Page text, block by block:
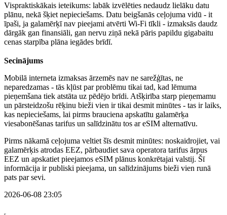
Vispraktiskākais ieteikums: labāk izvēlēties nedaudz lielāku datu
plānu, nekā šķiet nepieciešams. Datu beigšanās ceļojuma vidū - it
īpaši, ja galamērķī nav pieejami atvērti Wi-Fi tīkli - izmaksās daudz
dārgāk gan finansiāli, gan nervu ziņā nekā pāris papildu gigabaitu
cenas starpība plāna iegādes brīdī.
Secinājums
Mobilā interneta izmaksas ārzemēs nav ne sarežģītas, ne
neparedzamas - tās kļūst par problēmu tikai tad, kad lēmuma
pieņemšana tiek atstāta uz pēdējo brīdi. Atšķirība starp pieņemamu
un pārsteidzošu rēķinu bieži vien ir tikai desmit minūtes - tas ir laiks,
kas nepieciešams, lai pirms brauciena apskatītu galamērķa
viesabonēšanas tarifus un salīdzinātu tos ar eSIM alternatīvu.
Pirms nākamā ceļojuma veltiet šīs desmit minūtes: noskaidrojiet, vai
galamērķis atrodas EEZ, pārbaudiet sava operatora tarifus ārpus
EEZ un apskatiet pieejamos eSIM plānus konkrētajai valstij. Šī
informācija ir publiski pieejama, un salīdzinājums bieži vien runā
pats par sevi.
2026-06-08 23:05